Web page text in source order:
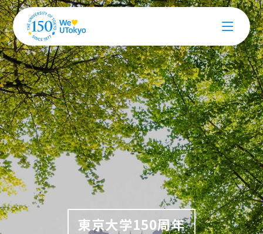
東京大学150周年